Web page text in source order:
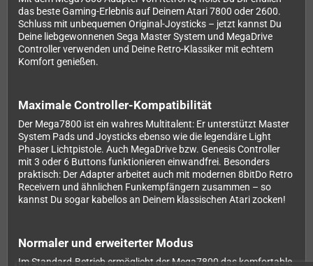
das beste Gaming-Erlebnis auf Deinem Atari 7800 oder 2600.
Schluss mit unbequemen Original-Joysticks – jetzt kannst Du
Deine liebgewonnenen Sega Master System und MegaDrive
Controller verwenden und Deine Retro-Klassiker mit echtem
Komfort genießen.
Maximale Controller-Kompatibilität
Der Mega7800 ist ein wahres Multitalent: Er unterstützt Master
System Pads und Joysticks ebenso wie die legendäre Light
Phaser Lichtpistole. Auch MegaDrive bzw. Genesis Controller
mit 3 oder 6 Buttons funktionieren einwandfrei. Besonders
praktisch: Der Adapter arbeitet auch mit modernen 8bitDo Retro
Receivern und ähnlichen Funkempfängern zusammen – so
kannst Du sogar kabellos an Deinem klassischen Atari zocken!
Normaler und erweiterter Modus
Im Standard-Betrieb ermöglicht der Mega7800 das komfortable